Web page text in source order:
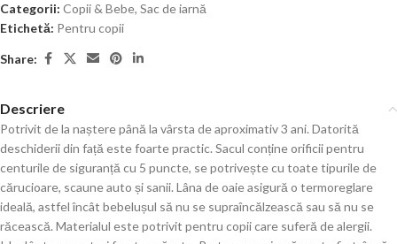
Categorii: Copii & Bebe, Sac de iarnă
Etichetă: Pentru copii
Share:
Descriere
Potrivit de la naștere până la vârsta de aproximativ 3 ani. Datorită
deschiderii din față este foarte practic. Sacul conține orificii pentru
centurile de siguranță cu 5 puncte, se potrivește cu toate tipurile de
cărucioare, scaune auto și sanii. Lâna de oaie asigură o termoreglare
ideală, astfel încât bebelușul să nu se supraîncălzească sau să nu se
răcească. Materialul este potrivit pentru copii care suferă de alergii.